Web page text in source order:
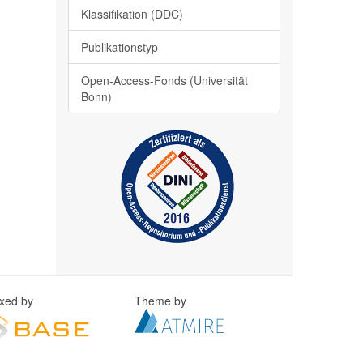
Klassifikation (DDC)
Publikationstyp
Open-Access-Fonds (Universität
Bonn)
by Theme by